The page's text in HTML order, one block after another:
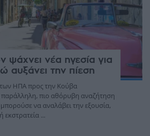
ψάχνει νέα ηγεσία για
αυξάνει την πίεση
ΗΠΑ προς την Κούβα
παράλληλη, πιο αθόρυβη αναζήτηση
να αναλάβει την εξουσία,
εκστρατεία ...